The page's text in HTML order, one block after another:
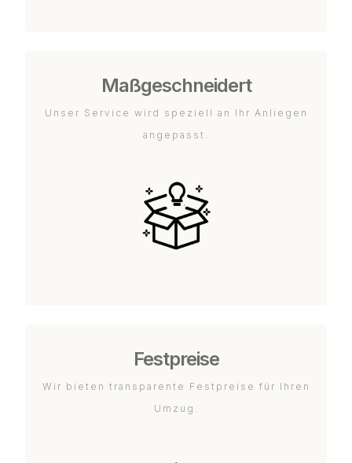
Maßgeschneidert
Unser Service wird speziell an Ihr Anliegen
angepasst.
Festpreise
Wir bieten transparente Festpreise für Ihren
Umzug.